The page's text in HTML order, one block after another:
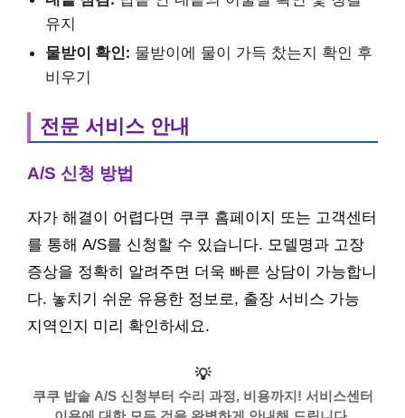
유지
물받이 확인: 물받이에 물이 가득 찼는지 확인 후
비우기
전문 서비스 안내
A/S 신청 방법
자가 해결이 어렵다면 쿠쿠 홈페이지 또는 고객센터
를 통해 A/S를 신청할 수 있습니다. 모델명과 고장
증상을 정확히 알려주면 더욱 빠른 상담이 가능합니
다. 놓치기 쉬운 유용한 정보로, 출장 서비스 가능
지역인지 미리 확인하세요.
💡
쿠쿠 밥솥 A/S 신청부터 수리 과정, 비용까지! 서비스센터